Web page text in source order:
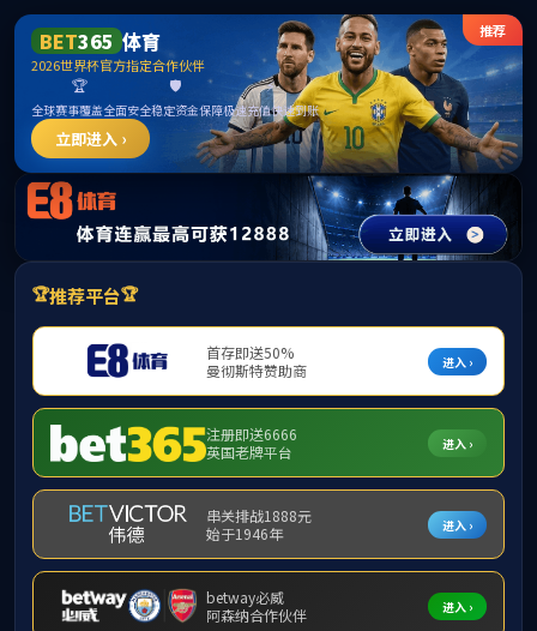
首页 学院概况 新闻动态